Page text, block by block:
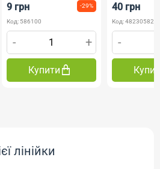
9 грн -29%
Код: 586100
- +
Купити
40 грн
Код:
-
лінійки